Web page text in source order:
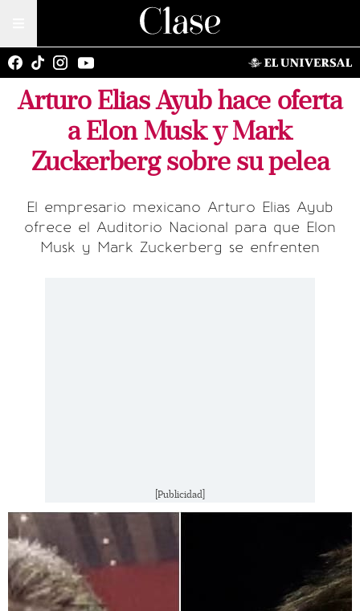
Arturo Elias Ayub hace oferta
a Elon Musk y Mark
Zuckerberg sobre su pelea
El empresario mexicano Arturo Elias Ayub
ofrece el Auditorio Nacional para que Elon
Musk y Mark Zuckerberg se enfrenten
[Publicidad]